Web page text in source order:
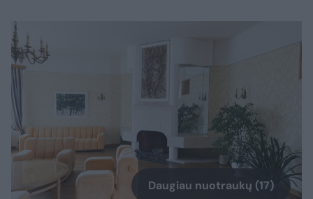
Daugiau nuotraukų (17)